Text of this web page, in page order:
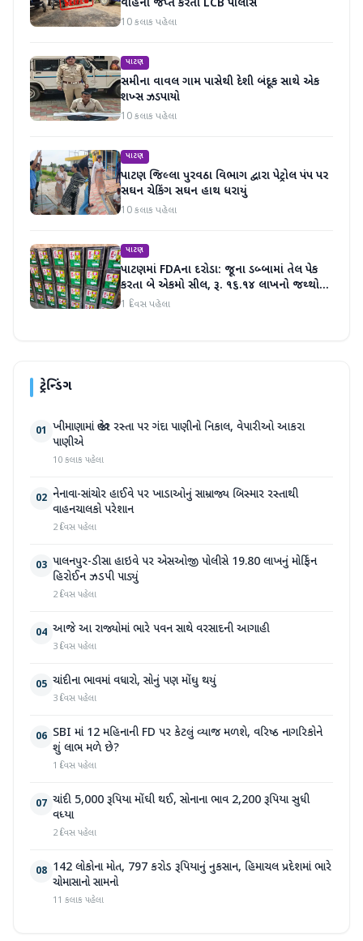
વાહનો જપ્ત કરતી LCB પોલીસ
10 કલાક પહેલા
પાટણ
સમીના વાવલ ગામ પાસેથી દેશી બંદૂક સાથે એક
શખ્સ ઝડપાયો
10 કલાક પહેલા
પાટણ
પાટણ જિલ્લા પુરવઠા વિભાગ દ્વારા પેટ્રોલ પંપ પર
સઘન ચેકિંગ સઘન હાથ ધરાયું
10 કલાક પહેલા
પાટણ
પાટણમાં FDAના દરોડા: જૂના ડબ્બામાં તેલ પેક
કરતા બે એકમો સીલ, રૂ. ૧૬.૧૪ લાખનો જથ્થો
જપ્ત
1 દિવસ પહેલા
ટ્રેન્ડિંગ
01 ખીમાણામાં જાહેર રસ્તા પર ગંદા પાણીનો નિકાલ, વેપારીઓ આકરા
પાણીએ
10 કલાક પહેલા
02 નેનાવા-સાંચોર હાઈવે પર ખાડાઓનું સામ્રાજ્ય બિસ્માર રસ્તાથી
વાહનચાલકો પરેશાન
2 દિવસ પહેલા
03 પાલનપુર-ડીસા હાઇવે પર એસઓજી પોલીસે 19.80 લાખનું મોર્ફિન
હિરોઈન ઝડપી પાડ્યું
2 દિવસ પહેલા
04 આજે આ રાજ્યોમાં ભારે પવન સાથે વરસાદની આગાહી
3 દિવસ પહેલા
05 ચાંદીના ભાવમાં વધારો, સોનું પણ મોંઘુ થયું
3 દિવસ પહેલા
06 SBI માં 12 મહિનાની FD પર કેટલું વ્યાજ મળશે, વરિષ્ઠ નાગરિકોને
શું લાભ મળે છે?
1 દિવસ પહેલા
07 ચાંદી 5,000 રૂપિયા મોંઘી થઈ, સોનાના ભાવ 2,200 રૂપિયા સુધી
વધ્યા
2 દિવસ પહેલા
08 142 લોકોના મોત, 797 કરોડ રૂપિયાનું નુકસાન, હિમાચલ પ્રદેશમાં ભારે
ચોમાસાનો સામનો
11 કલાક પહેલા